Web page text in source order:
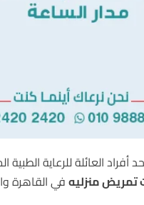
أفراد العائلة للرعاية
تمريض منزليهفي القاهرة